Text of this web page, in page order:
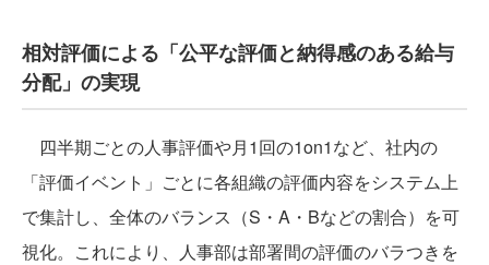
相対評価による「公平な評価と納得感のある給与
分配」の実現
四半期ごとの人事評価や月1回の1on1など、社内の
「評価イベント」ごとに各組織の評価内容をシステム上
で集計し、全体のバランス（S・A・Bなどの割合）を可
視化。これにより、人事部は部署間の評価のバラつきを